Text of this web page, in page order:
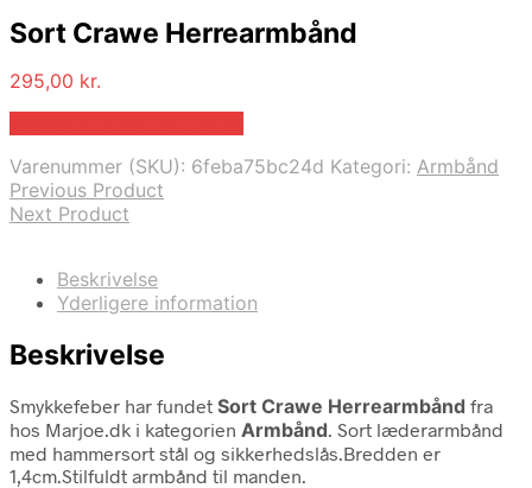
Sort Crawe Herrearmbånd
295,00 kr.
Varenummer (SKU): 6feba75bc24d Kategori: Armbånd
Previous Product
Next Product
Beskrivelse
Yderligere information
Beskrivelse
Smykkefeber har fundet Sort Crawe Herrearmbånd fra
hos Marjoe.dk i kategorien Armbånd. Sort læderarmbånd
med hammersort stål og sikkerhedslås.Bredden er
1,4cm.Stilfuldt armbånd til manden.